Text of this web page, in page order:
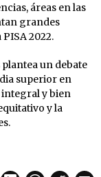
áreas en las
grandes
2022.
un debate
superior en
y bien
y la